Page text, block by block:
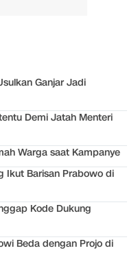
Ganjar Jadi
Demi Jatah Menteri
Warga saat Kampanye
Ikut Barisan Prabowo di
Kode Dukung
Beda dengan Projo di